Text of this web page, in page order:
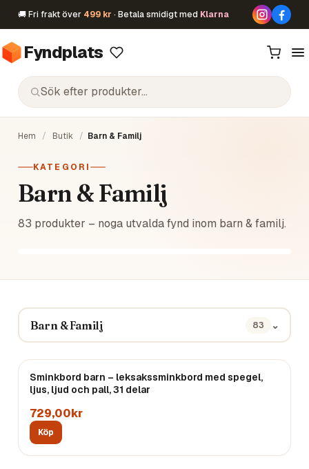
🚚 Fri frakt över 499 kr · Betala smidigt med Klarna
Fyndplats
Hem / Butik / Barn & Familj
KATEGORI
Barn & Familj
83 produkter – noga utvalda fynd inom barn & familj.
Barn & Familj 83 ⌄
Sminkbord barn – leksakssminkbord med spegel,
ljus, ljud och pall, 31 delar
729,00kr
Köp